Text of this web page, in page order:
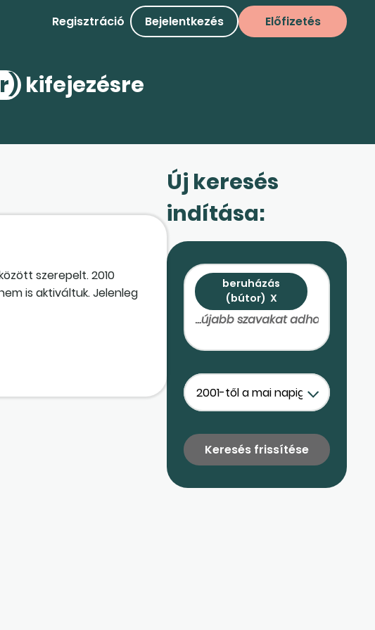
Regisztráció Bejelentkezés Előfizetés
kifejezésre
szerepelt. 2010
is aktiváltuk. Jelenleg
az eszközökkel?
Új keresés
indítása:
beruházás
(bútor) X